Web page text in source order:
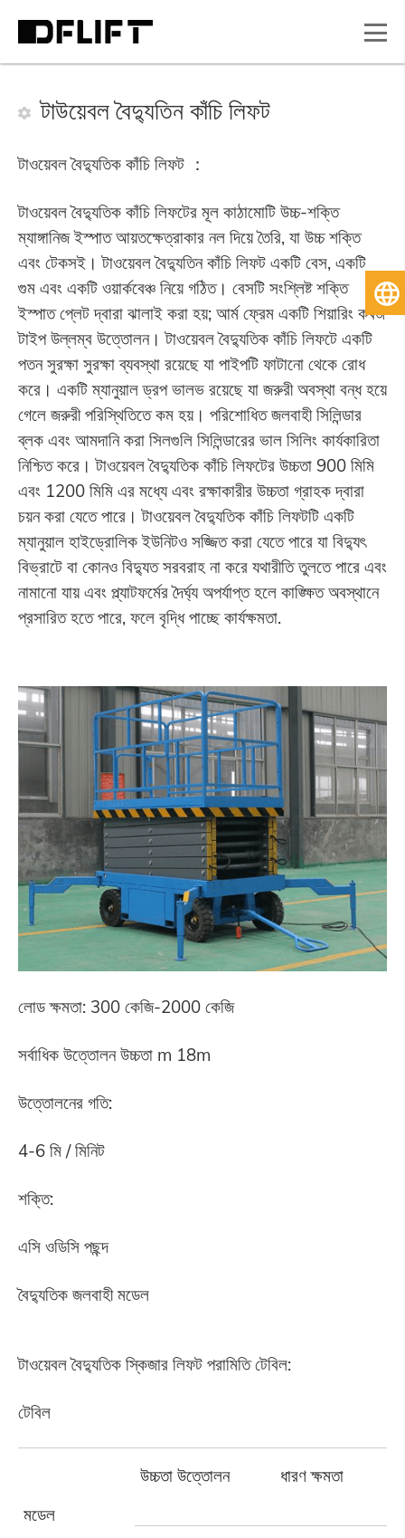
টাউয়েবল বৈদ্যুতিন কাঁচি লিফট
টাওয়েবল বৈদ্যুতিক কাঁচি লিফট ：
টাওয়েবল বৈদ্যুতিক কাঁচি লিফটের মূল কাঠামোটি উচ্চ-শক্তি
ম্যাঙ্গানিজ ইস্পাত আয়তক্ষেত্রাকার নল দিয়ে তৈরি, যা উচ্চ শক্তি
এবং টেকসই। টাওয়েবল বৈদ্যুতিন কাঁচি লিফট একটি বেস, একটি
গুম এবং একটি ওয়ার্কবেঞ্চ নিয়ে গঠিত। বেসটি সংশ্লিষ্ট শক্তি
ইস্পাত প্লেট দ্বারা ঝালাই করা হয়; আর্ম ফ্রেম একটি শিয়ারিং কবজ
টাইপ উল্লম্ব উত্তোলন। টাওয়েবল বৈদ্যুতিক কাঁচি লিফটে একটি
পতন সুরক্ষা সুরক্ষা ব্যবস্থা রয়েছে যা পাইপটি ফাটানো থেকে রোধ
করে। একটি ম্যানুয়াল ড্রপ ভালভ রয়েছে যা জরুরী অবস্থা বন্ধ হয়ে
গেলে জরুরী পরিস্থিতিতে কম হয়। পরিশোধিত জলবাহী সিলিন্ডার
ব্লক এবং আমদানি করা সিলগুলি সিলিন্ডারের ভাল সিলিং কার্যকারিতা
নিশ্চিত করে। টাওয়েবল বৈদ্যুতিক কাঁচি লিফটের উচ্চতা 900 মিমি
এবং 1200 মিমি এর মধ্যে এবং রক্ষাকারীর উচ্চতা গ্রাহক দ্বারা
চয়ন করা যেতে পারে। টাওয়েবল বৈদ্যুতিক কাঁচি লিফটটি একটি
ম্যানুয়াল হাইড্রোলিক ইউনিটও সজ্জিত করা যেতে পারে যা বিদ্যুৎ
বিভ্রাটে বা কোনও বিদ্যুত সরবরাহ না করে যথারীতি তুলতে পারে এবং
নামানো যায় এবং প্ল্যাটফর্মের দৈর্ঘ্য অপর্যাপ্ত হলে কাঙ্ক্ষিত অবস্থানে
প্রসারিত হতে পারে, ফলে বৃদ্ধি পাচ্ছে কার্যক্ষমতা.
লোড ক্ষমতা: 300 কেজি-2000 কেজি
সর্বাধিক উত্তোলন উচ্চতা m 18m
উত্তোলনের গতি:
4-6 মি / মিনিট
শক্তি:
এসি ওডিসি পছন্দ
বৈদ্যুতিক জলবাহী মডেল
টাওয়েবল বৈদ্যুতিক স্কিজার লিফট পরামিতি টেবিল:
টেবিল
মডেল
উচ্চতা উত্তোলন ধারণ ক্ষমতা